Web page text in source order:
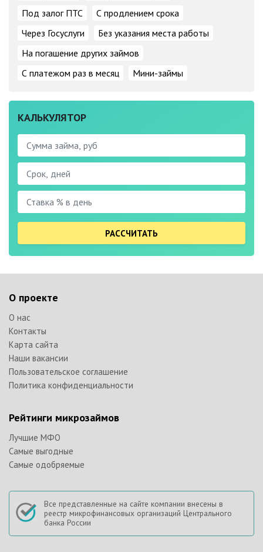
Под залог ПТС
С продлением срока
Через Госуслуги
Без указания места работы
На погашение других займов
С платежом раз в месяц
Мини-займы
КАЛЬКУЛЯТОР
РАССЧИТАТЬ
О проекте
О нас
Контакты
Карта сайта
Наши вакансии
Пользовательское соглашение
Политика конфиденциальности
Рейтинги микрозаймов
Лучшие МФО
Самые выгодные
Самые одобряемые
Все представленные на сайте компании внесены в
реестр микрофинансовых организаций Центрального
банка России